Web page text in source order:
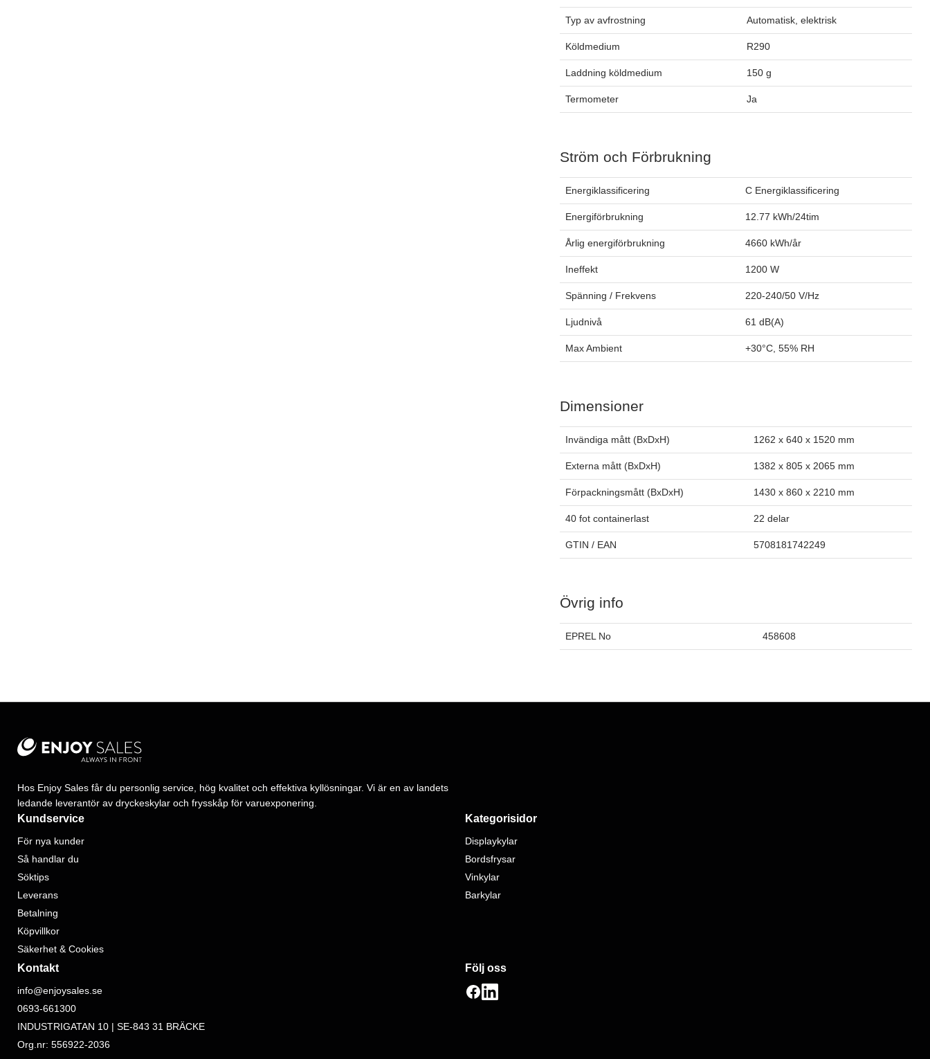
Typ av avfrostning Automatisk, elektrisk
Köldmedium R290
Laddning köldmedium 150 g
Termometer Ja
Ström och Förbrukning
Energiklassificering C Energiklassificering
Energiförbrukning 12.77 kWh/24tim
Årlig energiförbrukning 4660 kWh/år
Ineffekt 1200 W
Spänning / Frekvens 220-240/50 V/Hz
Ljudnivå 61 dB(A)
Max Ambient +30°C, 55% RH
Dimensioner
Invändiga mått (BxDxH) 1262 x 640 x 1520 mm
Externa mått (BxDxH) 1382 x 805 x 2065 mm
Förpackningsmått (BxDxH) 1430 x 860 x 2210 mm
40 fot containerlast 22 delar
GTIN / EAN 5708181742249
Övrig info
EPREL No 458608
Hos Enjoy Sales får du personlig service, hög kvalitet och effektiva kyllösningar. Vi är en av landets
ledande leverantör av dryckeskylar och frysskåp för varuexponering.
Kundservice
För nya kunder
Så handlar du
Söktips
Leverans
Betalning
Köpvillkor
Säkerhet & Cookies
Kategorisidor
Displaykylar
Bordsfrysar
Vinkylar
Barkylar
Kontakt
info@enjoysales.se
0693-661300
INDUSTRIGATAN 10 | SE-843 31 BRÄCKE
Org.nr: 556922-2036
Följ oss